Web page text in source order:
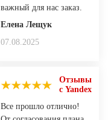
важный для нас заказ.
Елена Лещук
07.08.2025
Отзывы
с Yandex
Все прошло отлично!